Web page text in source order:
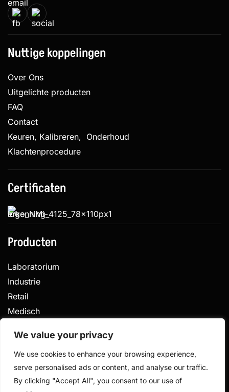
We value your privacy
We use cookies to enhance your browsing experience,
serve personalised ads or content, and analyse our traffic.
By clicking "Accept All", you consent to our use of
Nuttige koppelingen
Over Ons
Uitgelichte producten
FAQ
Contact
Keuren, Kalibreren, Onderhoud
Klachtenprocedure
Certificaten
Producten
Laboratorium
Industrie
Retail
Medisch
Privacy Algemene voorwaarden